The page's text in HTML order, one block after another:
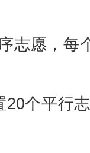
愿，每
个平行志